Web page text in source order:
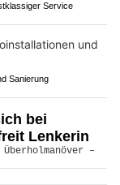
Service
Sanierung
bei
Lenkerin